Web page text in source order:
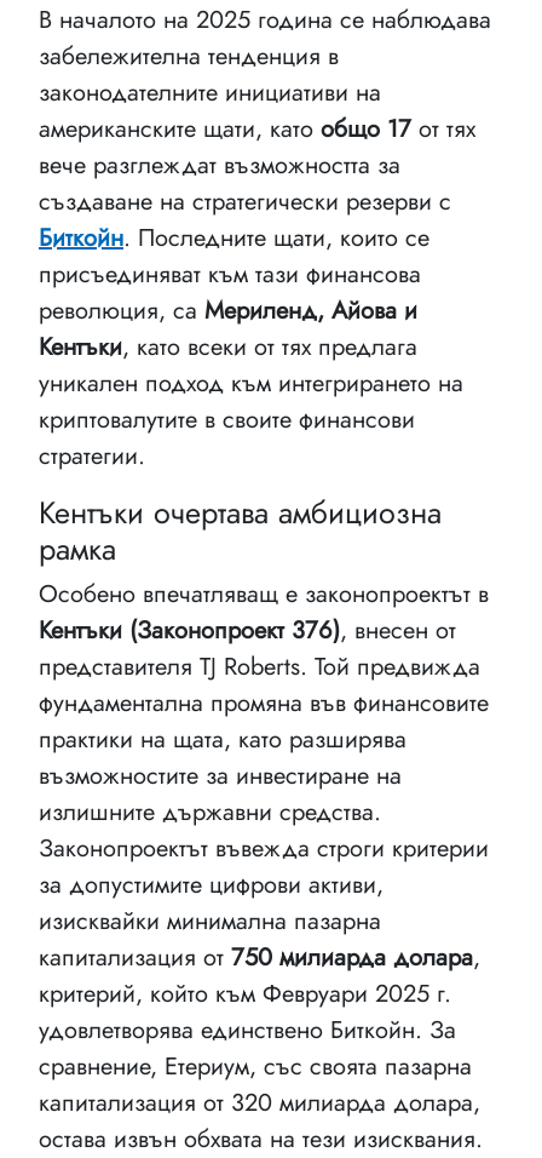
В началото на 2025 година се наблюдава
забележителна тенденция в
законодателните инициативи на
американските щати, като общо 17от тях
вече разглеждат възможността за
създаване на стратегически резерви с
Биткойн. Последните щати, които се
присъединяват към тази финансова
революция, са Мериленд, Айова и
Кентъки, като всеки от тях предлага
уникален подход към интегрирането на
криптовалутите в своите финансови
стратегии.
Кентъки очертава амбициозна
рамка
Особено впечатляващ е законопроектът в
Кентъки (Законопроект 376), внесен от
представителя TJ Roberts. Той предвижда
фундаментална промяна във финансовите
практики на щата, като разширява
възможностите за инвестиране на
излишните държавни средства.
Законопроектът въвежда строги критерии
за допустимите цифрови активи,
изисквайки минимална пазарна
капитализация от 750 милиарда долара,
критерий, който към Февруари 2025 г.
удовлетворява единствено Биткойн. За
сравнение, Етериум, със своята пазарна
капитализация от 320 милиарда долара,
остава извън обхвата на тези изисквания.